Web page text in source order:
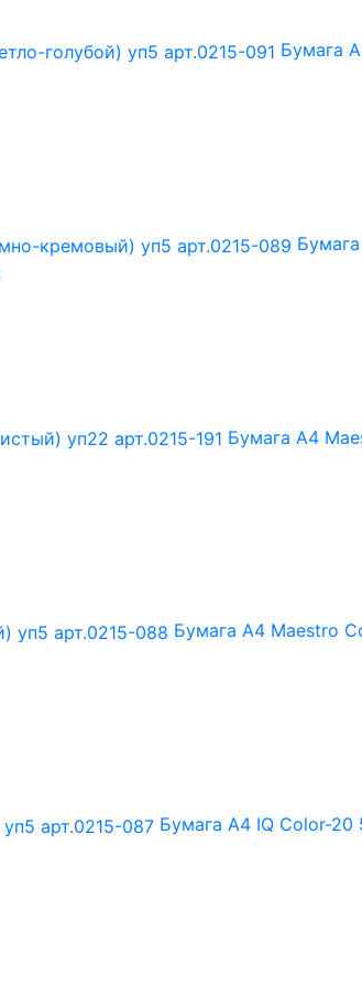
Бумага
Бумага А4
Бумага А4 Maestro
Бумага А4 IQ Color-